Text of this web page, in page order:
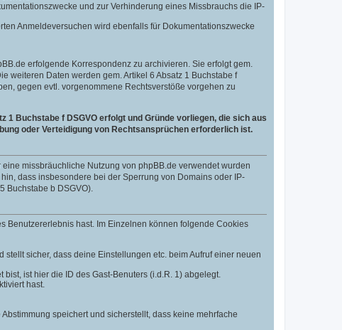
und zur Verhinderung eines Missbrauchs die IP-
Anmeldeversuchen wird ebenfalls für Dokumentationszwecke
erfolgende Korrespondenz zu archivieren. Sie erfolgt gem.
weiteren Daten werden gem. Artikel 6 Absatz 1 Buchstabe f
gegen evtl. vorgenommene Rechtsverstöße vorgehen zu
Buchstabe f DSGVO erfolgt und Gründe vorliegen, die sich aus
oder Verteidigung von Rechtsansprüchen erforderlich ist.
missbräuchliche Nutzung von phpBB.de verwendet wurden
dass insbesondere bei der Sperrung von Domains oder IP-
Buchstabe b DSGVO).
Benutzererlebnis hast. Im Einzelnen können folgende Cookies
sicher, dass deine Einstellungen etc. beim Aufruf einer neuen
ist hier die ID des Gast-Benuters (i.d.R. 1) abgelegt.
hast.
speichert und sicherstellt, dass keine mehrfache